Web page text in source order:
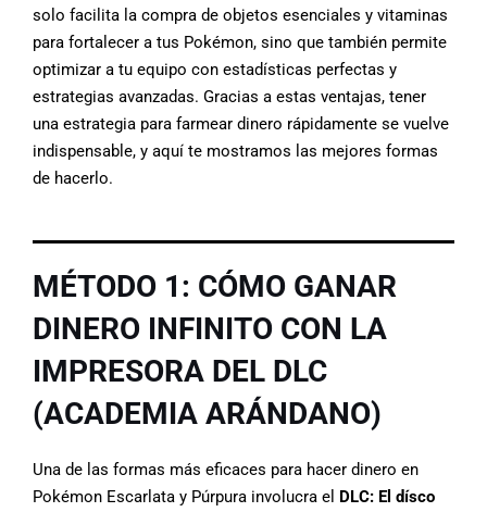
solo facilita la compra de objetos esenciales y vitaminas
para fortalecer a tus Pokémon, sino que también permite
optimizar a tu equipo con estadísticas perfectas y
estrategias avanzadas. Gracias a estas ventajas, tener
una estrategia para farmear dinero rápidamente se vuelve
indispensable, y aquí te mostramos las mejores formas
de hacerlo.
MÉTODO 1: CÓMO GANAR
DINERO INFINITO CON LA
IMPRESORA DEL DLC
(ACADEMIA ARÁNDANO)
Una de las formas más eficaces para hacer dinero en
Pokémon Escarlata y Púrpura involucra el DLC: El dísco